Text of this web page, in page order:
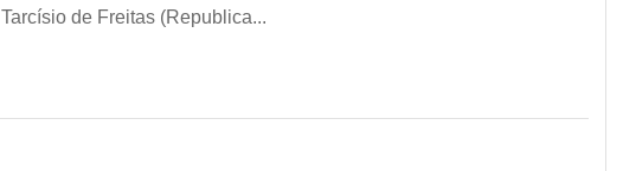
de Freitas (Republica...